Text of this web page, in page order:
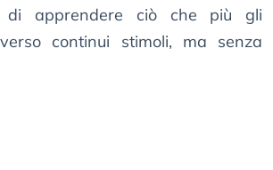
di apprendere ciò che più gli
continui stimoli, ma senza